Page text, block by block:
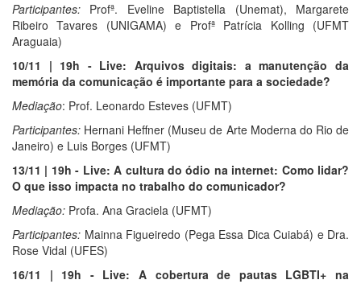
Participantes: Profª. Eveline Baptistella (Unemat), Margarete
Ribeiro Tavares (UNIGAMA) e Profª Patrícia Kolling (UFMT
Araguaia)
10/11 | 19h - Live: Arquivos digitais: a manutenção da
memória da comunicação é importante para a sociedade?
Mediação: Prof. Leonardo Esteves (UFMT)
Participantes: Hernani Heffner (Museu de Arte Moderna do Rio de
Janeiro) e Luis Borges (UFMT)
13/11 | 19h - Live: A cultura do ódio na internet: Como lidar?
O que isso impacta no trabalho do comunicador?
Mediação: Profa. Ana Graciela (UFMT)
Participantes: Mainna Figueiredo (Pega Essa Dica Cuiabá) e Dra.
Rose Vidal (UFES)
16/11 | 19h - Live: A cobertura de pautas LGBTI+ na